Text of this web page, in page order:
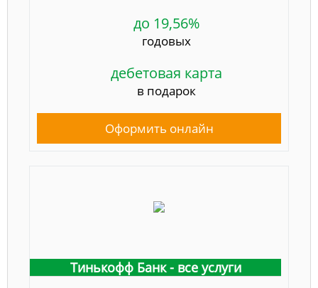
до 19,56%
годовых
дебетовая карта
в подарок
Оформить онлайн
Тинькофф Банк - все услуги